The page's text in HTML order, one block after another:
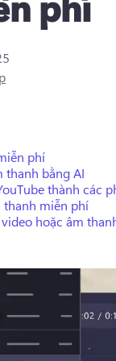
phí
thanh bằng AI
thành các
thanh miễn phí
hoặc âm